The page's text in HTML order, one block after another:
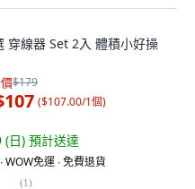
穿線器 Set 2入 體積小好操
$179
($107.00/1個)
(日) 預計送達
WOW免運 ∙ 免費退貨
(1)